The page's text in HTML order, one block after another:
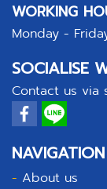
WORKING
Monday -
SOCIALISE
Contact us via
NAVIGATION
- About us